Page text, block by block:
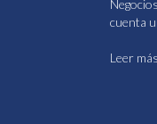
cuenta
Leer más